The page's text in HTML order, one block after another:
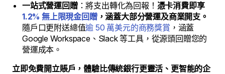
一站式營運回贈：將支出轉化為回報！ 憑卡消費即享
1.2% 無上限現金回贈，涵蓋大部分營運及商業開支。
隨戶口更附送總值逾 50 萬美元的商務獎賞 ，涵蓋
Google Workspace、Slack 等工具，從源頭回贈您的
營運成本。
立即免費開立賬戶，體驗比傳統銀行更靈活、更智能的企